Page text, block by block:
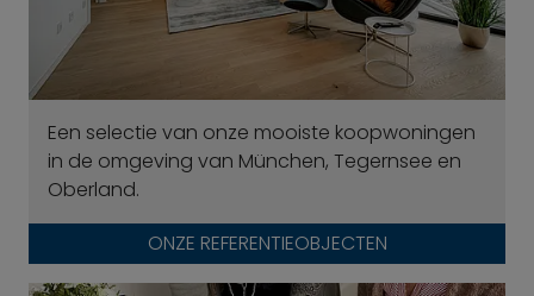
Een selectie van onze mooiste koopwoningen
in de omgeving van München, Tegernsee en
Oberland.
ONZE REFERENTIEOBJECTEN